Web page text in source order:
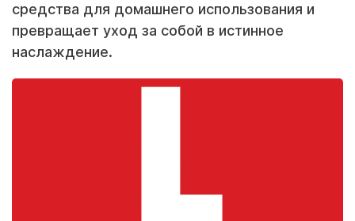
средства для домашнего использования и
превращает уход за собой в истинное
наслаждение.